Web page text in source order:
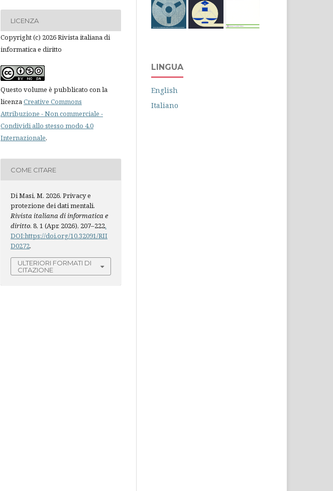
LICENZA
Copyright (c) 2026 Rivista italiana di
informatica e diritto
Questo volume è pubblicato con la
licenzaCreative Commons
Attribuzione - Non commerciale -
Condividi allo stesso modo 4.0
Internazionale.
COME CITARE
Di Masi, M. 2026. Privacy e
protezione dei dati mentali.
Rivista italiana di informatica e
diritto. 8, 1 (Apr. 2026), 207–222.
DOI:https://doi.org/10.32091/RII
D0272.
ULTERIORI FORMATI DI
CITAZIONE
LINGUA
English
Italiano